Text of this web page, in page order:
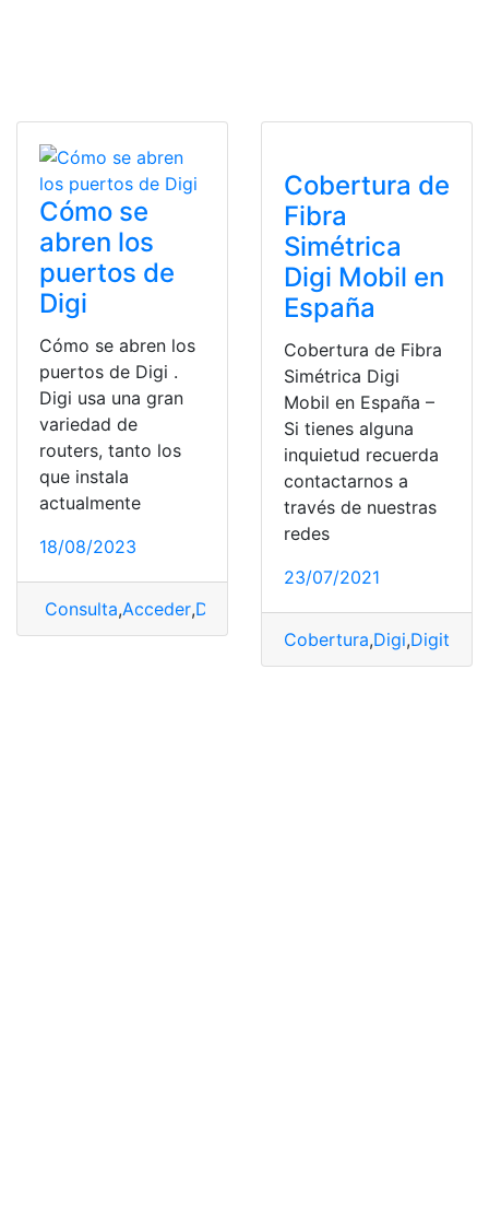
Cómo se
abren los
puertos de
Digi
Cómo se abren los
puertos de Digi .
Digi usa una gran
variedad de
routers, tanto los
que instala
actualmente
18/08/2023
Consulta,Acceder,Digi dispositivo,pantalla,Router
Cobertura de
Fibra
Simétrica
Digi Mobil en
España
Cobertura de Fibra
Simétrica Digi
Mobil en España –
Si tienes alguna
inquietud recuerda
contactarnos a
través de nuestras
redes
23/07/2021
Cobertura,Digi,Digital